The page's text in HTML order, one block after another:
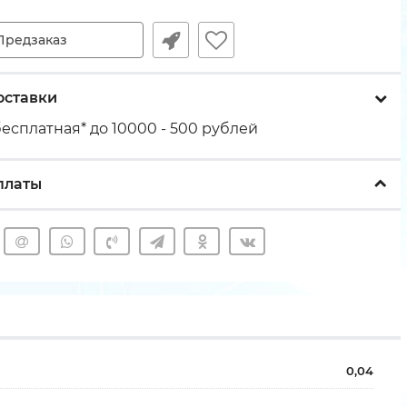
до 10000 - 500 рублей
0,04